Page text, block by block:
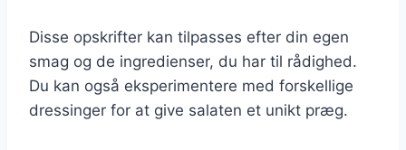
Disse opskrifter kan tilpasses efter din egen
smag og de ingredienser, du har til rådighed.
Du kan også eksperimentere med forskellige
dressinger for at give salaten et unikt præg.